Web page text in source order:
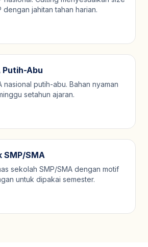
dengan jahitan tahan harian.
Putih-Abu
nasional putih-abu. Bahan nyaman
setahun ajaran.
SMP/SMA
sekolah SMP/SMA dengan motif
untuk dipakai semester.